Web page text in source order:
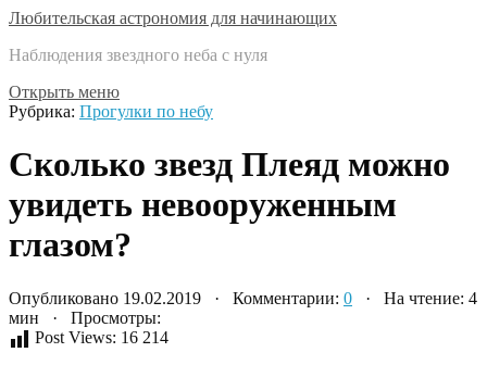
Любительская астрономия для начинающих
Наблюдения звездного неба с нуля
Открыть меню
Рубрика: Прогулки по небу
Сколько звезд Плеяд можно
увидеть невооруженным
глазом?
Опубликовано 19.02.2019 · Комментарии: 0 · На чтение: 4
мин · Просмотры:
Post Views: 16 214